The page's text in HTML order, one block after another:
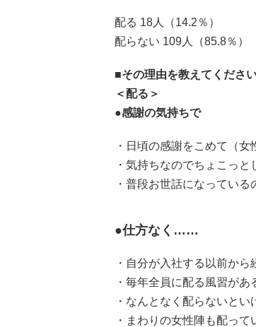
配る 18人（14.2％）
配らない 109人（85.8％）
■その理由を教えてくださ
＜配る＞
●感謝の気持ちで
・日頃の感謝をこめて（女
・気持ちなのでちょこっ
・普段お世話になっている
●仕方なく……
・自分が入社する以前か
・毎年全員に配る風習があ
・なんとなく配らないと
・まわりの女性陣も配っ